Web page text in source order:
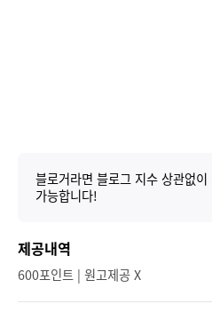
블로거라면 블로그 지수 상관없
가능합니다!
제공내역
600포인트 | 원고제공 X